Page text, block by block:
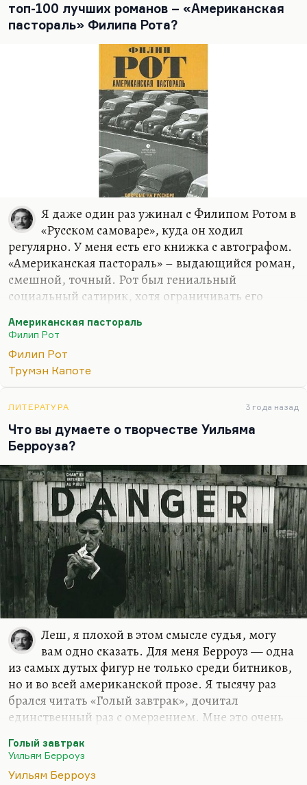
топ-100 лучших романов – «Американская
пастораль» Филипа Рота?
Я даже один раз ужинал с Филипом Ротом в
«Русском самоваре», куда он ходил
регулярно. У меня есть его книжка с автографом.
«Американская пастораль» – выдающийся роман,
смешной, точный. Рот был гениальный
социальный сатирик, хотя ограничивать его
него не хватает, может быть, психологии, такой
иронии, которая есть у Капоте. Конечно, он не
Капоте. Может быть, мне не хватает у него
вещи. Но как социальный диагност, писатель
класса Воннегута (хотя Воннегут несколько
человечнее), Филип Рот очень хороший писатель
и писатель полезный. Полезный для знакомства
с…
Американская пастораль
Филип Рот
Филип Рот
Трумэн Капоте
ЛИТЕРАТУРА 3 года назад
Что вы думаете о творчестве Уильяма
Берроуза?
Леш, я плохой в этом смысле судья, могу
вам одно сказать. Для меня Берроуз — одна
из самых дутых фигур не только среди битников,
но и во всей американской прозе. Я тысячу раз
брался читать «Голый завтрак», дочитал
единственный раз с омерзением. Мне это очень
Берроуз. Для Гинзберга я, может, сделаю какое-
то исключение. Для меня и Лири, для меня они
Голый завтрак
Уильям Берроуз
Уильям Берроуз